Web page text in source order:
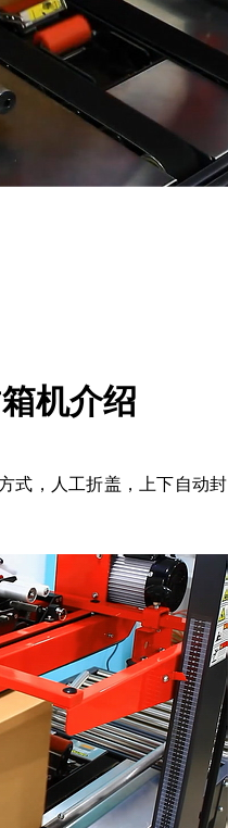
机介绍
式，人工折盖，上下自动封